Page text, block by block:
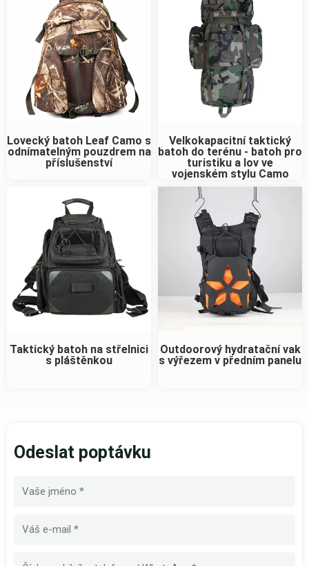
Lovecký batoh Leaf Camo s
odnímatelným pouzdrem na
příslušenství
Velkokapacitní taktický
batoh do terénu - batoh pro
turistiku a lov ve
vojenském stylu Camo
Taktický batoh na střelnici
s pláštěnkou
Outdoorový hydratační vak
s výřezem v předním panelu
Odeslat poptávku
Číslo